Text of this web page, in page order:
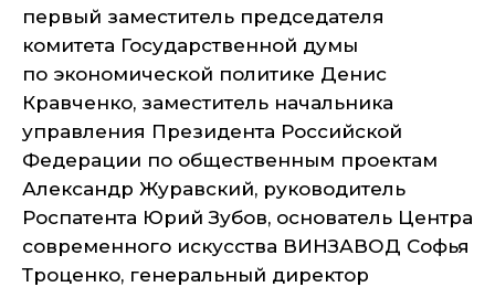
первый заместитель председателя
комитета Государственной думы
по экономической политике Денис
Кравченко, заместитель начальника
управления Президента Российской
Федерации по общественным проектам
Александр Журавский, руководитель
Роспатента Юрий Зубов, основатель Центра
современного искусства ВИНЗАВОД Софья
Троценко, генеральный директор